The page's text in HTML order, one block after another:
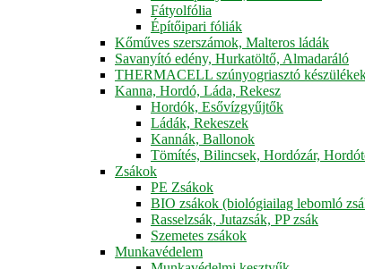
Fátyolfólia
Építőipari fóliák
Kőműves szerszámok, Malteros ládák
Savanyító edény, Hurkatöltő, Almadaráló
THERMACELL szúnyogriasztó
Kanna, Hordó, Láda, Rekesz
Hordók, Esővízgyűjtők
Ládák, Rekeszek
Kannák, Ballonok
Tömítés, Bilincsek, Hordózár,
Zsákok
PE Zsákok
BIO zsákok (biológiailag lebomló
Rasselzsák, Jutazsák, PP zsák
Szemetes zsákok
Munkavédelem